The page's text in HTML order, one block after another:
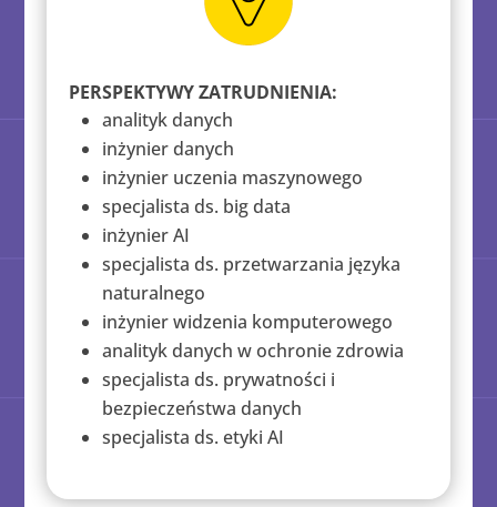
PERSPEKTYWY ZATRUDNIENIA:
analityk danych
inżynier danych
inżynier uczenia maszynowego
specjalista ds. big data
inżynier AI
specjalista ds. przetwarzania języka
naturalnego
inżynier widzenia komputerowego
analityk danych w ochronie zdrowia
specjalista ds. prywatności i
bezpieczeństwa danych
specjalista ds. etyki AI